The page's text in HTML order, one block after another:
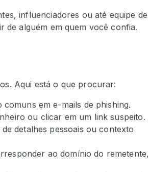
influenciadores ou até equipe de
alguém em quem você confia.
Aqui está o que procurar:
em e-mails de phishing.
ou clicar em um link suspeito.
detalhes pessoais ou contexto
ao domínio do remetente,